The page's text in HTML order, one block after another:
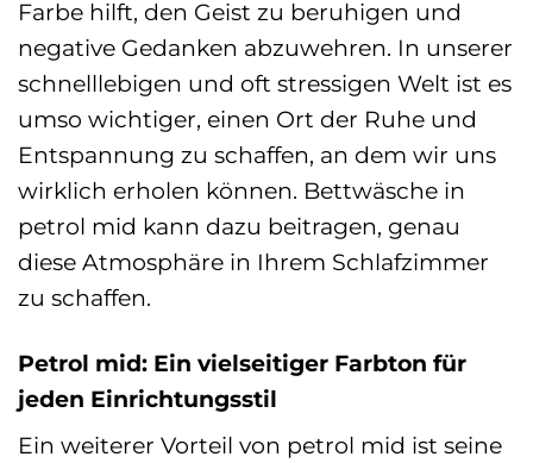
Farbe hilft, den Geist zu beruhigen und
negative Gedanken abzuwehren. In unserer
schnelllebigen und oft stressigen Welt ist es
umso wichtiger, einen Ort der Ruhe und
Entspannung zu schaffen, an dem wir uns
wirklich erholen können. Bettwäsche in
petrol mid kann dazu beitragen, genau
diese Atmosphäre in Ihrem Schlafzimmer
zu schaffen.
Petrol mid: Ein vielseitiger Farbton für
jeden Einrichtungsstil
Ein weiterer Vorteil von petrol mid ist seine